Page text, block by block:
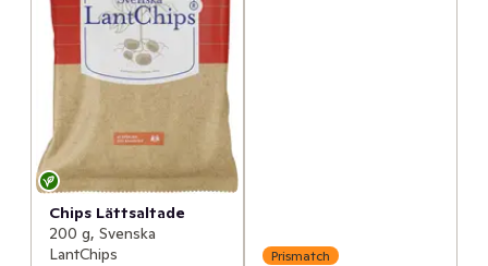
Chips Lättsaltade
200 g, Svenska
LantChips
Prismatch